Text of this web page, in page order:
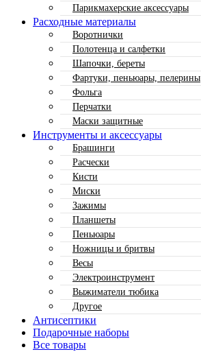
Парикмахерские аксессуары
Расходные материалы
Воротнички
Полотенца и салфетки
Шапочки, береты
Фартуки, пеньюары, пелерины
Фольга
Перчатки
Маски защитные
Инструменты и аксессуары
Брашинги
Расчески
Кисти
Миски
Зажимы
Планшеты
Пеньюары
Ножницы и бритвы
Весы
Электроинструмент
Выжиматели тюбика
Другое
Антисептики
Подарочные наборы
Все товары